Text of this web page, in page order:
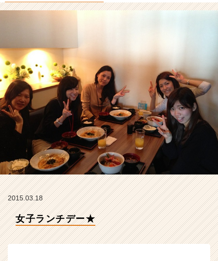
H
会
社
の
タ
イ
ム
ラ
イ
ン】
ー・
2015.03.18
女子ランチデー★